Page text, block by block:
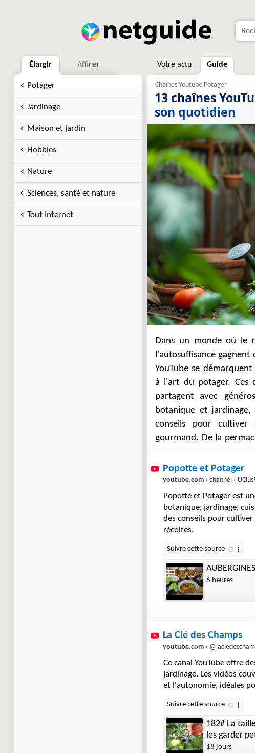
Élargir Affiner
Potager
Jardinage
Maison et jardin
Hobbies
Nature
Sciences, santé et nature
Tout Internet
Votre actu Guide
13 chaînes
son quotidien
Dans un monde où le
l'autosuffisance
YouTube se
à l'art du potager. Ces
partagent avec
botanique et
conseils pour
gourmand. De la
de culture
sont des alliés
amateurs comme
chaque visionnage en
apprendre à faire
courgettes devient un
Popotte et Potager
youtube.com › channel ›
Popotte et Potager est
botanique, jardinage,
des conseils pour
récoltes.
6 heures
La Clé des Champs
youtube.com ›
Ce canal YouTube offre
jardinage. Les vidéos
et l'autonomie, idéales
182# La
les garder
18 jours